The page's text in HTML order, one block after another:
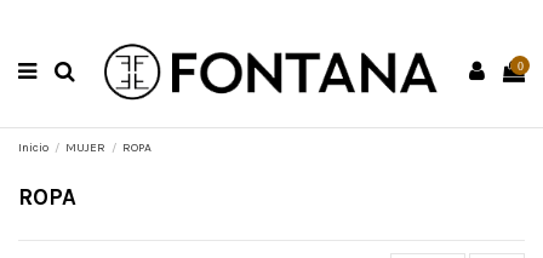
0
Inicio MUJER ROPA
ROPA